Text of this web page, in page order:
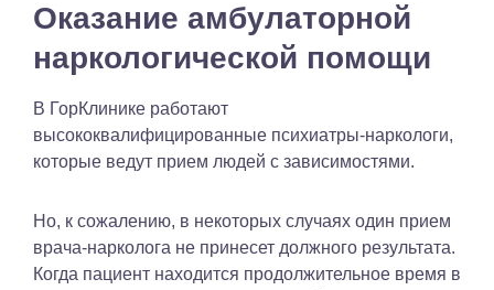
Оказание амбулаторной
наркологической помощи
В ГорКлинике работают
высококвалифицированные психиатры-наркологи,
которые ведут прием людей с зависимостями.
Но, к сожалению, в некоторых случаях один прием
врача-нарколога не принесет должного результата.
Когда пациент находится продолжительное время в